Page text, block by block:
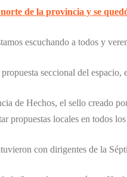
de la provincia y se
escuchando a todos y
seccional del
de Hechos, el sello creado
propuestas locales en todos
con dirigentes de la